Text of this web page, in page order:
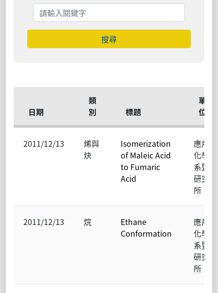
搜尋
日期
類
別
標題
單
位
2011/12/13
烯與
炔
Isomerization
of Maleic Acid
to Fumaric
Acid
應用
化學
系暨
研究
所
2011/12/13 烷
Ethane
Conformation
應用
化學
系暨
研究
所